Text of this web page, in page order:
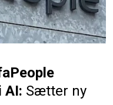
AI: Sætter ny